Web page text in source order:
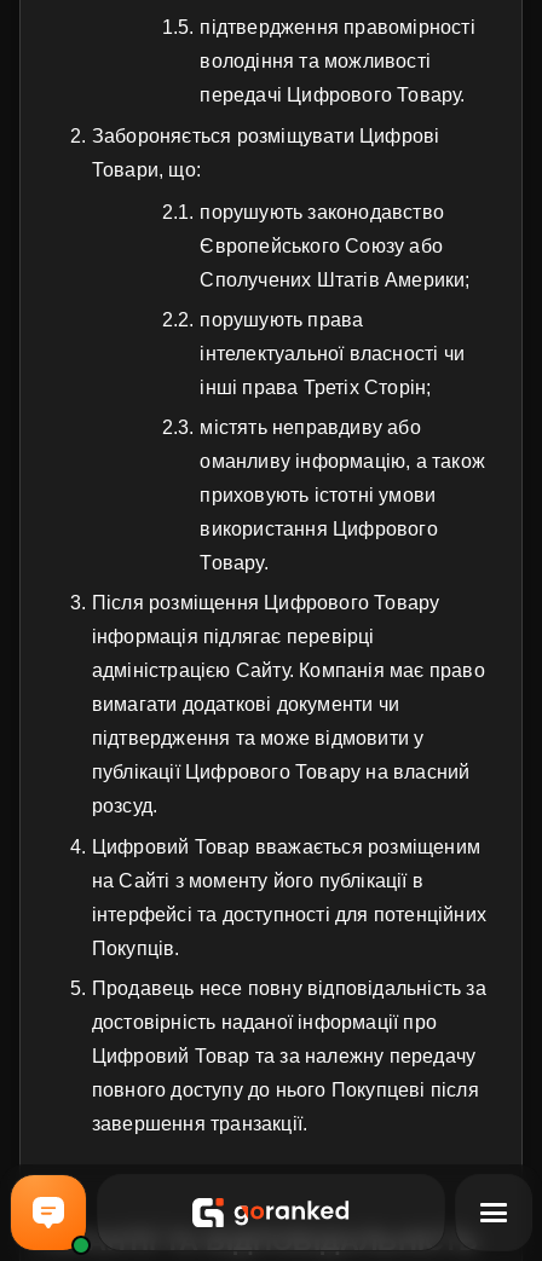
підтвердження правомірності
володіння та можливості
передачі Цифрового Товару.
Забороняється розміщувати Цифрові
Товари, що:
порушують законодавство
Європейського Союзу або
Сполучених Штатів Америки;
порушують права
інтелектуальної власності чи
інші права Третіх Сторін;
містять неправдиву або
оманливу інформацію, а також
приховують істотні умови
використання Цифрового
Товару.
Після розміщення Цифрового Товару
інформація підлягає перевірці
адміністрацією Сайту. Компанія має право
вимагати додаткові документи чи
підтвердження та може відмовити у
публікації Цифрового Товару на власний
розсуд.
Цифровий Товар вважається розміщеним
на Сайті з моменту його публікації в
інтерфейсі та доступності для потенційних
Покупців.
Продавець несе повну відповідальність за
достовірність наданої інформації про
Цифровий Товар та за належну передачу
повного доступу до нього Покупцеві після
завершення транзакції.
ГАРАНТІЇ ТА ВІДПОВІДАЛЬНІСТЬ